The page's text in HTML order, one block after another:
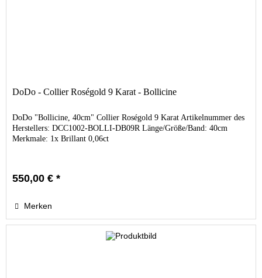
DoDo - Collier Roségold 9 Karat - Bollicine
DoDo "Bollicine, 40cm" Collier Roségold 9 Karat Artikelnummer des
Herstellers: DCC1002-BOLLI-DB09R Länge/Größe/Band: 40cm
Merkmale: 1x Brillant 0,06ct
550,00 € *
Merken